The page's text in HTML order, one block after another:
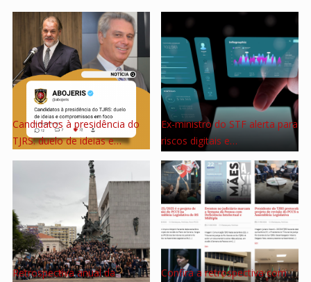
Candidatos à presidência do
TJRS: duelo de ideias e…
Ex-ministro do STF alerta para
riscos digitais e…
Retrospectiva anual da
Confira a retrospectiva com